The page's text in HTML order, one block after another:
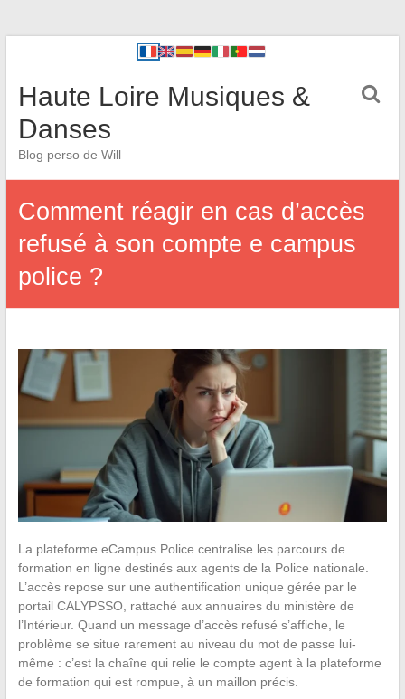
Haute Loire Musiques &
Danses
Blog perso de Will
Comment réagir en cas d’accès
refusé à son compte e campus
police ?
La plateforme eCampus Police centralise les parcours de
formation en ligne destinés aux agents de la Police nationale.
L’accès repose sur une authentification unique gérée par le
portail CALYPSSO, rattaché aux annuaires du ministère de
l’Intérieur. Quand un message d’accès refusé s’affiche, le
problème se situe rarement au niveau du mot de passe lui-
même : c’est la chaîne qui relie le compte agent à la plateforme
de formation qui est rompue, à un maillon précis.